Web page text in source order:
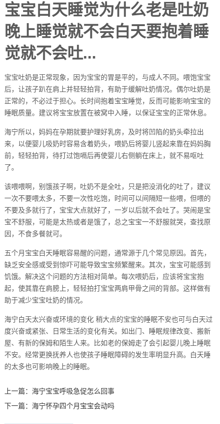
宝宝白天睡觉为什么老是吐奶
晚上睡觉就不会白天要抱着睡
觉就不会吐...
宝宝吐奶是正常现象，因为宝宝的胃是平的，与成人不同。喂饱宝宝
后，让孩子趴在肩上并轻轻拍背，有助于缓解吐奶情况。偶尔吐奶是
正常的，不必过于担心。长时间抱着宝宝睡觉，反而可能影响宝宝的
睡眠质量。建议将宝宝放置在被窝中入睡，以保证宝宝的正常休息。
海宁所以，妈妈在孕期就要护理好乳房，及时将凹陷的奶头牵拉出
来，以便婴儿吸奶时容易含着奶头，喂奶后将婴儿竖起来靠在妈妈胸
前，轻轻拍背，待打过饱嗝后再使婴儿右侧躺在床上，就不易呕吐
了。
该喂喂啊，别饿孩子啊，吐奶不是全吐，只是把没消化的吐了，建议
一次不要喂太多，不要一次性吃饱，时间可以间隔短一些喂，但喂的
不要及多就行了，宝宝大点就好了，一岁以后就不会吐了。哭闹是宝
宝不舒服，可能是太热或者是饿了，总之宝宝一不舒服就哭，查找原
因，不食多餐就可。
五个月宝宝白天睡眠容易醒的问题，通常源于几个常见原因。首先，
缺乏安全感或受到惊吓可能导致宝宝频繁醒来。其次，宝宝可能感到
饥饿。解决这个问题的方法相对简单。每次喂奶后，应该将宝宝抱
起，使其靠在肩膀上，轻轻拍打宝宝两肩甲骨之间的背部。这样做有
助于减少宝宝吐奶的情况。
海宁白天太兴奋或环境的变化 稍大点的宝宝的睡眠不安也可与白天过
度兴奋或紧张、日常生活的变化有关。如出门、睡眠规律改变、搬新
屋、有新的保姆和陌生人来。比如老的保姆走了会引起婴儿晚上睡眠
不安。经常更换抚养人也使孩子睡眠障碍的发生率明显升高。白天睡
的太多也可影响晚上的睡眠。
上一篇： 海宁宝宝呼吸急促怎么回事
下一篇： 海宁怀孕四个月宝宝会动吗